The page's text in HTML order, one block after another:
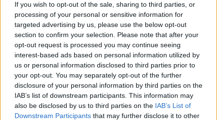
If you wish to opt-out of the sale, sharing to third parties, or
processing of your personal or sensitive information for
targeted advertising by us, please use the below opt-out
section to confirm your selection. Please note that after your
opt-out request is processed you may continue seeing
interest-based ads based on personal information utilized by
us or personal information disclosed to third parties prior to
your opt-out. You may separately opt-out of the further
disclosure of your personal information by third parties on the
IAB’s list of downstream participants. This information may
also be disclosed by us to third parties on the IAB’s List of
Downstream Participants that may further disclose it to other
108MIKKONEN Juho FIN
00:26:58,1
109
ARTEMYEV
Alexander
FIN 00:26:59,6
110
VORANAU
Aliaksandr
BLR 00:27:02,0
111
KUZMENKO
Sergej
BLR
00:27:02,3
112 ANTOLEC Jan POL
00:27:04,4
113KLIUKVIN Evgeniy RUS
00:27:05,0
114MAISEYENKA IharBLR
00:27:05,3